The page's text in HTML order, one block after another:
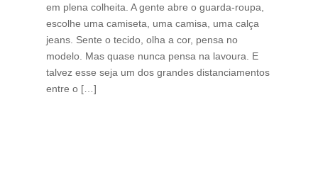
em plena colheita. A gente abre o guarda-roupa,
escolhe uma camiseta, uma camisa, uma calça
jeans. Sente o tecido, olha a cor, pensa no
modelo. Mas quase nunca pensa na lavoura. E
talvez esse seja um dos grandes distanciamentos
entre o […]